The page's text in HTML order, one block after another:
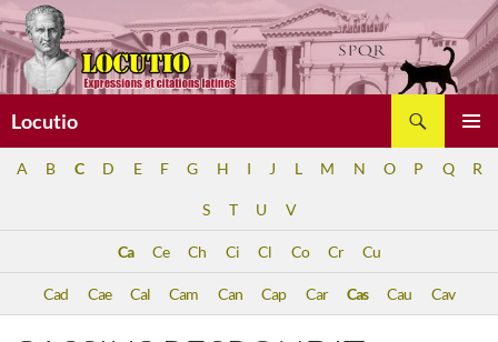
Aller
au
contenu
Locutio
A B C D E F G H I J L M N O P Q R
S T U V
Ca Ce Ch Ci Cl Co Cr Cu
Cad Cae Cal Cam Can Cap Car Cas Cau Cav